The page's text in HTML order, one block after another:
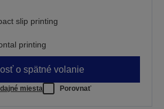
slip printing
printing
o spätné volanie
miesta Porovnať